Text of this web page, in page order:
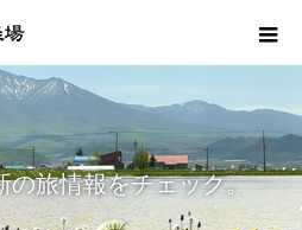
の旅情報をチェック。